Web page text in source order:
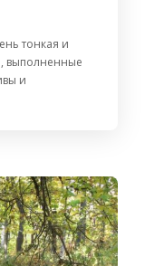
тонкая и
выполненные
и